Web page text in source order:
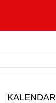
KALENDAR